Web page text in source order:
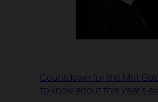
Countdown for the Met
to know about this year’s